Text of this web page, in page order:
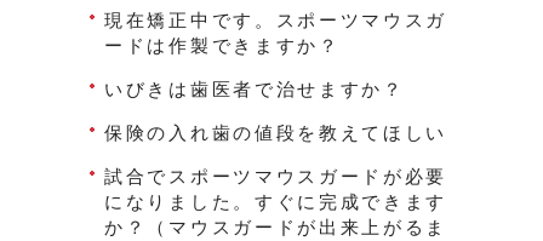
現在矯正中です。スポーツマウスガ
ードは作製できますか？
いびきは歯医者で治せますか？
保険の入れ歯の値段を教えてほしい
試合でスポーツマウスガードが必要
になりました。すぐに完成できます
か？（マウスガードが出来上がるま